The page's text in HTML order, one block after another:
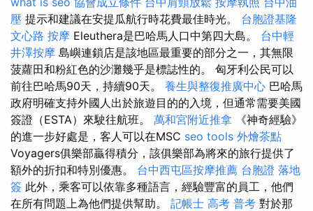
壓 提示和建議在安提瓜航行時花費最佳時光。 台胞證基隆
文心路 按摩 Eleuthera是巴哈馬人口中第四大島。 台中輕
井澤按摩 島嶼連鎖店是該地區最重要的部分之一，其無限
菠蘿田和粉紅色的沙灘幾乎是標誌性的。 匈牙利公民可以
前往巴哈馬90天，持續90天。 養生與整復推廣中心 巴哈馬
政府明確支持外國人出於旅遊目的的入境，但通常需要美國
簽證（ESTA）來駛往航班。 萬和宮附近推拿 《神奇經驗》
的進一步好處是，客人可以在MSC seo tools 外燴茶點
Voyagers俱樂部贏得積分，該俱樂部為將來的旅行提供了
額外的折扣和特別優惠。 台中西屯區按摩推薦 台胞證 落地
簽 此外，乘客可以依靠多種語言，經驗豐富的員工，他們
在所有問題上為他們提供幫助。 記帳士 高考 普考 對於那